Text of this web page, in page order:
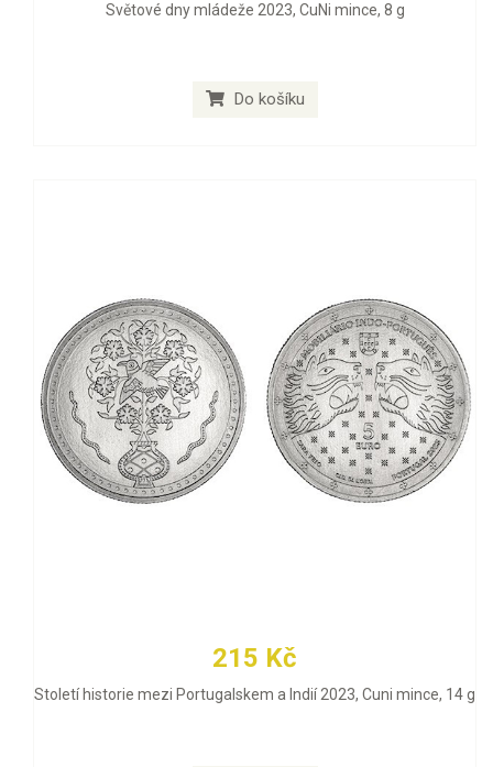
Světové dny mládeže 2023, CuNi mince, 8 g
Do košíku
215 Kč
Století historie mezi Portugalskem a Indií 2023, Cuni mince, 14 g